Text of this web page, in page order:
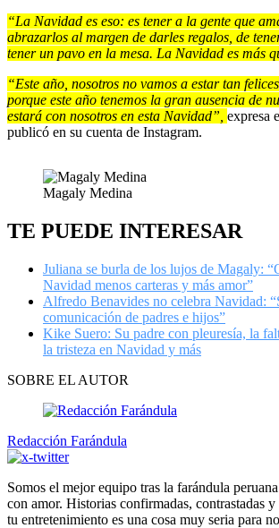
“La Navidad es eso: es tener a la gente que
abrazarlos al margen de darles regalos, de
tener un pavo en la mesa. La Navidad es más
“Este año, nosotros no vamos a estar tan
porque este año tenemos la gran ausencia de
estará con nosotros en esta Navidad”, expresa
publicó en su cuenta de Instagram.
Magaly Medina
TE PUEDE INTERESAR
Juliana se burla de los lujos de Magaly:
Navidad menos carteras y más amor”
Alfredo Benavides no celebra Navidad:
comunicación de padres e hijos”
Kike Suero: Su padre con pleuresía, la
la tristeza en Navidad y más
SOBRE EL AUTOR
Redacción Farándula
Somos el mejor equipo tras la farándula
con amor. Historias confirmadas, contrastadas
tu entretenimiento es una cosa muy seria para